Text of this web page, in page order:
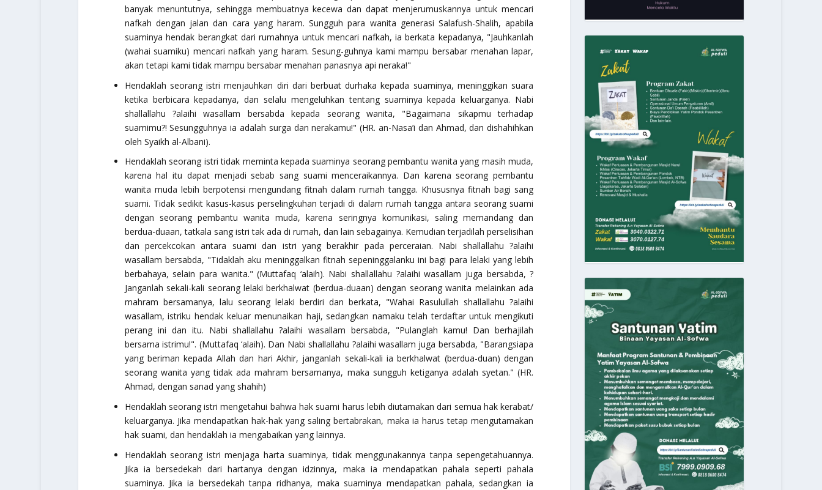
banyak menuntutnya, sehingga membuatnya kecewa dan dapat menjerumuskannya untuk mencari
nafkah dengan jalan dan cara yang haram. Sungguh para wanita generasi Salafush-Shalih, apabila
suaminya hendak berangkat dari rumahnya untuk mencari nafkah, ia berkata kepadanya, "Jauhkanlah
(wahai suamiku) mencari nafkah yang haram. Sesung-guhnya kami mampu bersabar menahan lapar,
akan tetapi kami tidak mampu bersabar menahan panasnya api neraka!"
Hendaklah seorang istri menjauhkan diri dari berbuat durhaka kepada suaminya, meninggikan suara
ketika berbicara kepadanya, dan selalu mengeluhkan tentang suaminya kepada keluarganya. Nabi
shallallahu ?alaihi wasallam bersabda kepada seorang wanita, "Bagaimana sikapmu terhadap
suamimu?! Sesungguhnya ia adalah surga dan nerakamu!" (HR. an-Nasa’i dan Ahmad, dan dishahihkan
oleh Syaikh al-Albani).
Hendaklah seorang istri tidak meminta kepada suaminya seorang pembantu wanita yang masih muda,
karena hal itu dapat menjadi sebab sang suami menceraikannya. Dan karena seorang pembantu
wanita muda lebih berpotensi mengundang fitnah dalam rumah tangga. Khususnya fitnah bagi sang
suami. Tidak sedikit kasus-kasus perselingkuhan terjadi di dalam rumah tangga antara seorang suami
dengan seorang pembantu wanita muda, karena seringnya komunikasi, saling memandang dan
berdua-duaan, tatkala sang istri tak ada di rumah, dan lain sebagainya. Kemudian terjadilah perselisihan
dan percekcokan antara suami dan istri yang berakhir pada perceraian. Nabi shallallahu ?alaihi
wasallam bersabda, "Tidaklah aku meninggalkan fitnah sepeninggalanku ini bagi para lelaki yang lebih
berbahaya, selain para wanita." (Muttafaq ‘alaih). Nabi shallallahu ?alaihi wasallam juga bersabda,?
Janganlah sekali-kali seorang lelaki berkhalwat (berdua-duaan) dengan seorang wanita melainkan ada
mahram bersamanya, lalu seorang lelaki berdiri dan berkata, "Wahai Rasulullah shallallahu ?alaihi
wasallam, istriku hendak keluar menunaikan haji, sedangkan namaku telah terdaftar untuk mengikuti
perang ini dan itu. Nabi shallallahu ?alaihi wasallam bersabda, "Pulanglah kamu! Dan berhajilah
bersama istrimu!". (Muttafaq ‘alaih). Dan Nabi shallallahu ?alaihi wasallam juga bersabda, "Barangsiapa
yang beriman kepada Allah dan hari Akhir, janganlah sekali-kali ia berkhalwat (berdua-duan) dengan
seorang wanita yang tidak ada mahram bersamanya, maka sungguh ketiganya adalah syetan." (HR.
Ahmad, dengan sanad yang shahih)
Hendaklah seorang istri mengetahui bahwa hak suami harus lebih diutamakan dari semua hak kerabat/
keluarganya. Jika mendapatkan hak-hak yang saling bertabrakan, maka ia harus tetap mengutamakan
hak suami, dan hendaklah ia mengabaikan yang lainnya.
Hendaklah seorang istri menjaga harta suaminya, tidak menggunakannya tanpa sepengetahuannya.
Jika ia bersedekah dari hartanya dengan idzinnya, maka ia mendapatkan pahala seperti pahala
suaminya. Jika ia bersedekah tanpa ridhanya, maka suaminya mendapatkan pahala, sedangkan ia